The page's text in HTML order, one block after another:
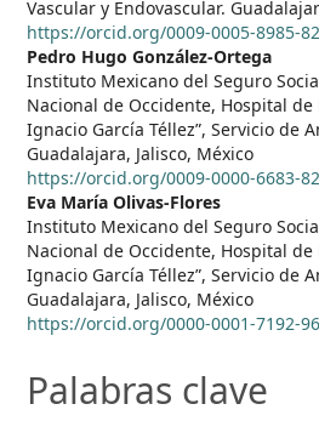
Vascular y Endovascular.
https://orcid.org/0009-0005-8985-
Pedro Hugo González-Ortega
Instituto Mexicano del Seguro
Nacional de Occidente, Hospital de
Ignacio García Téllez”, Servicio de
Guadalajara, Jalisco, México
https://orcid.org/0009-0000-6683-
Eva María Olivas-Flores
Instituto Mexicano del Seguro
Nacional de Occidente, Hospital de
Ignacio García Téllez”, Servicio de
Guadalajara, Jalisco, México
https://orcid.org/0000-0001-7192-
Palabras clave